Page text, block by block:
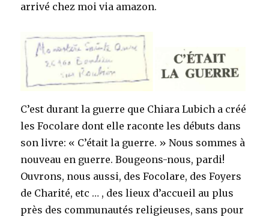
arrivé chez moi via amazon.
C’est durant la guerre que Chiara Lubich a créé
les Focolare dont elle raconte les débuts dans
son livre: « C’était la guerre. » Nous sommes à
nouveau en guerre. Bougeons-nous, pardi!
Ouvrons, nous aussi, des Focolare, des Foyers
de Charité, etc … , des lieux d’accueil au plus
près des communautés religieuses, sans pour